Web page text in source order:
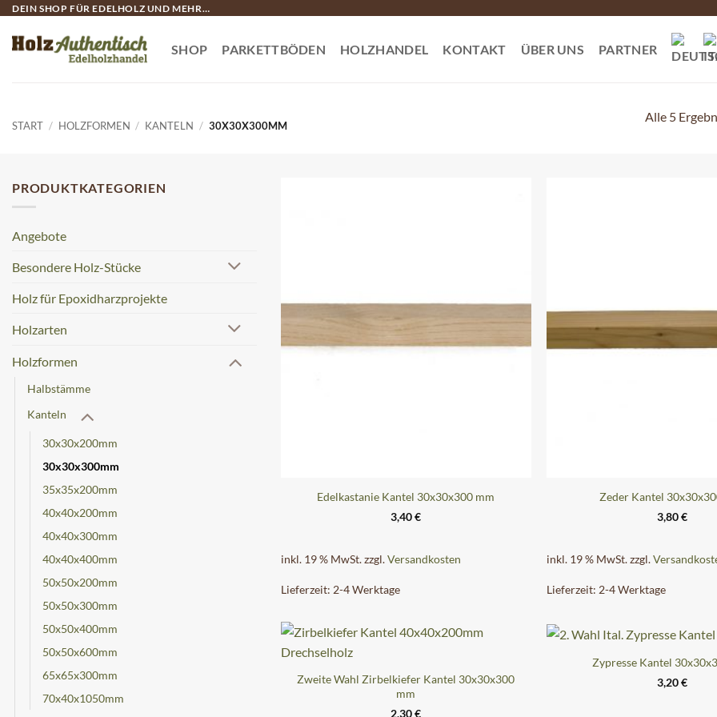
Zum
springen
DEIN SHOP FÜR EDELHOLZ UND MEHR…
SHOP PARKETTBÖDEN HOLZHANDEL KONTAKT ÜBER UNS PARTNER
START / HOLZFORMEN / KANTELN / 30X30X300MM
Alle 5
PRODUKTKATEGORIEN
Angebote
Besondere Holz-Stücke
Holz für Epoxidharzprojekte
Holzarten
Holzformen
Halbstämme
Kanteln
30x30x200mm
30x30x300mm
35x35x200mm
40x40x200mm
40x40x300mm
40x40x400mm
50x50x200mm
50x50x300mm
50x50x400mm
50x50x600mm
65x65x300mm
70x40x1050mm
Edelkastanie Kantel 30x30x300 mm
3,40€
inkl. 19 % MwSt.zzgl.Versandkosten
Lieferzeit: 2-4 Werktage
Zeder Kantel
3,80€
inkl. 19 % MwSt. zzgl.
Lieferzeit: 2-4 Werktage
Zweite Wahl Zirbelkiefer Kantel 30x30x300
mm
2,30€
Zypresse Kantel
3,20€